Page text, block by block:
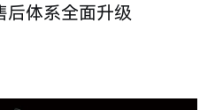
后体系全面升级